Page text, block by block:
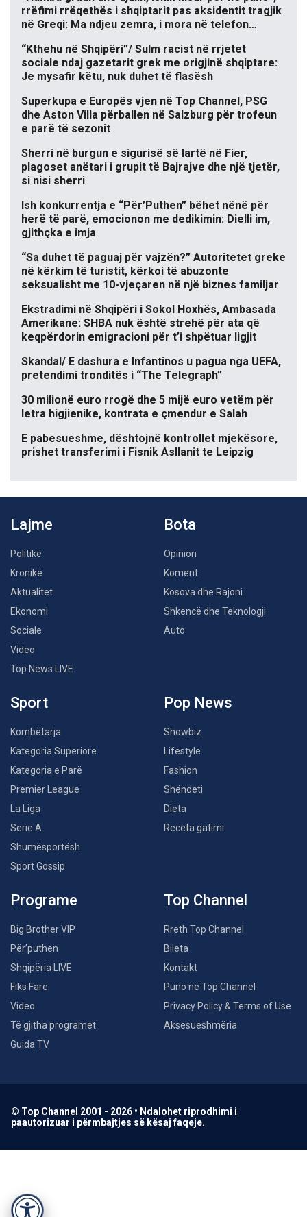
rrëfimi rrëqethës i shqiptarit pas aksidentit tragjik
në Greqi: Ma ndjeu zemra, i mora në telefon…
“Kthehu në Shqipëri”/ Sulm racist në rrjetet
sociale ndaj gazetarit grek me origjinë shqiptare:
Je mysafir këtu, nuk duhet të flasësh
Superkupa e Europës vjen në Top Channel, PSG
dhe Aston Villa përballen në Salzburg për trofeun
e parë të sezonit
Sherri në burgun e sigurisë së lartë në Fier,
plagoset anëtari i grupit të Bajrajve dhe një tjetër,
si nisi sherri
Ish konkurrentja e “Për’Puthen” bëhet nënë për
herë të parë, emocionon me dedikimin: Dielli im,
gjithçka e imja
“Sa duhet të paguaj për vajzën?” Autoritetet greke
në kërkim të turistit, kërkoi të abuzonte
seksualisht me 10-vjeçaren në një biznes familjar
Ekstradimi në Shqipëri i Sokol Hoxhës, Ambasada
Amerikane: SHBA nuk është strehë për ata që
keqpërdorin emigracioni për t’i shpëtuar ligjit
Skandal/ E dashura e Infantinos u pagua nga UEFA,
pretendimi tronditës i “The Telegraph”
30 milionë euro rrogë dhe 5 mijë euro vetëm për
letra higjienike, kontrata e çmendur e Salah
E pabesueshme, dështojnë kontrollet mjekësore,
prishet transferimi i Fisnik Asllanit te Leipzig
Lajme
Politikë
Kronikë
Aktualitet
Ekonomi
Sociale
Video
Top News LIVE
Bota
Opinion
Koment
Kosova dhe Rajoni
Shkencë dhe Teknologji
Auto
Sport
Kombëtarja
Kategoria Superiore
Kategoria e Parë
Premier League
La Liga
Serie A
Shumësportësh
Sport Gossip
Pop News
Showbiz
Lifestyle
Fashion
Shëndeti
Dieta
Receta gatimi
Programe
Big Brother VIP
Për’puthen
Shqipëria LIVE
Fiks Fare
Video
Të gjitha programet
Guida TV
Top Channel
Rreth Top Channel
Bileta
Kontakt
Puno në Top Channel
Privacy Policy & Terms of Use
Aksesueshmëria
© Top Channel 2001 - 2026 • Ndalohet riprodhimi i
paautorizuar i përmbajtjes së kësaj faqeje.